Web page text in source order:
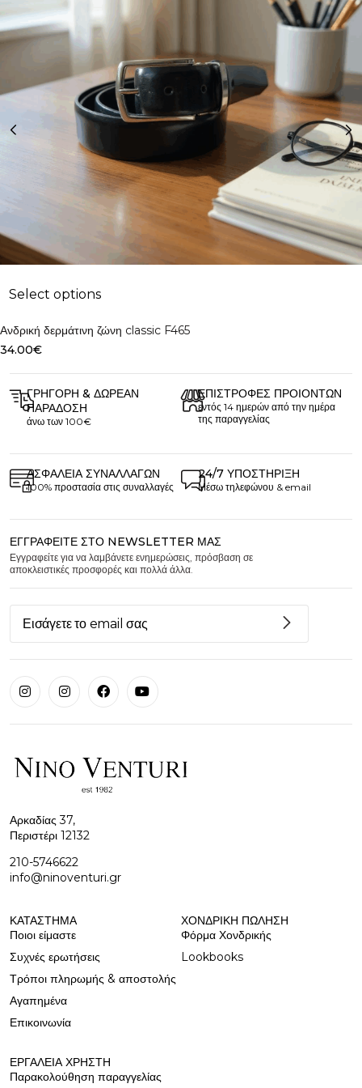
Select options
Ανδρική δερμάτινη ζώνη classic F465
34.00€
ΓΡΉΓΟΡΗ & ΔΩΡΕΆΝ
ΠΑΡΆΔΟΣΗ
άνω των 100€
ΕΠΙΣΤΡΟΦΈΣ ΠΡΟΙΌΝΤΩΝ
εντός 14 ημερών από την ημέρα
της παραγγελίας
ΑΣΦΆΛΕΙΑ ΣΥΝΑΛΛΑΓΏΝ
100% προστασία στις συναλλαγές
24/7 ΥΠΟΣΤΉΡΙΞΗ
Μέσω τηλεφώνου & email
ΕΓΓΡΑΦΕΊΤΕ ΣΤΟ NEWSLETTER ΜΑΣ
Εγγραφείτε για να λαμβάνετε ενημερώσεις, πρόσβαση σε
αποκλειστικές προσφορές και πολλά άλλα.
Αρκαδίας 37,
Περιστέρι 12132
210-5746622
info@ninoventuri.gr
ΚΑΤΆΣΤΗΜΑ
Ποιοι είμαστε
Συχνές ερωτήσεις
Τρόποι πληρωμής & αποστολής
Αγαπημένα
Επικοινωνία
ΧΟΝΔΡΙΚΉ ΠΩΛΗΣΗ
Φόρμα Χονδρικής
Lookbooks
ΕΡΓΑΛΕΊΑ ΧΡΉΣΤΗ
Παρακολούθηση παραγγελίας